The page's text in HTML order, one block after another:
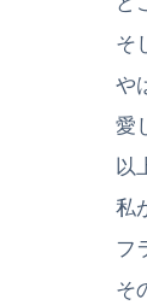
そ
や
愛
以
私
フ
そ